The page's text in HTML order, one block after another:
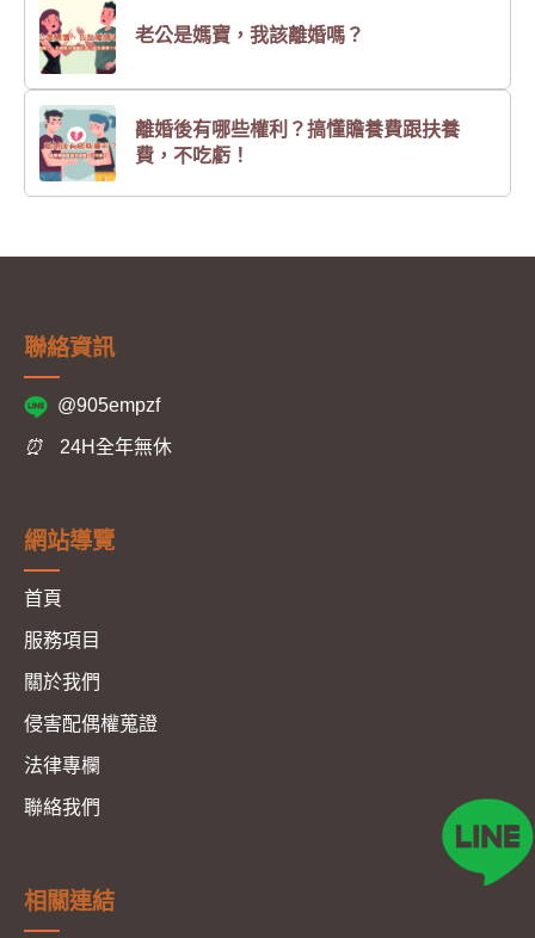
老公是媽寶，我該離婚嗎？
離婚後有哪些權利？搞懂贍養費跟扶養
費，不吃虧！
聯絡資訊
@905empzf
⏰ 24H全年無休
網站導覽
首頁
服務項目
關於我們
侵害配偶權蒐證
法律專欄
聯絡我們
相關連結